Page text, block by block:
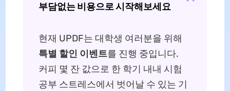
부담없는 비용으로 시작해보세요
현재 UPDF는 대학생 여러분을 위해
특별 할인 이벤트를 진행 중입니다.
커피 몇 잔 값으로 한 학기 내내 시험
공부 스트레스에서 벗어날 수 있는 기